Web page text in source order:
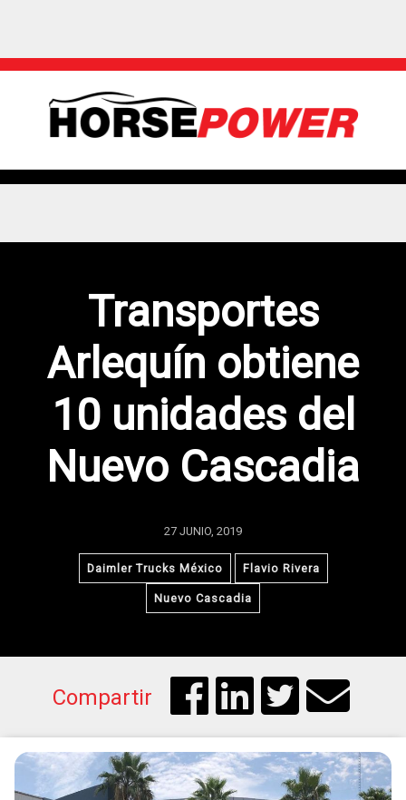
Transportes
Arlequín obtiene
10 unidades del
Nuevo Cascadia
27 JUNIO, 2019
Daimler Trucks México Flavio Rivera
Nuevo Cascadia
Compartir